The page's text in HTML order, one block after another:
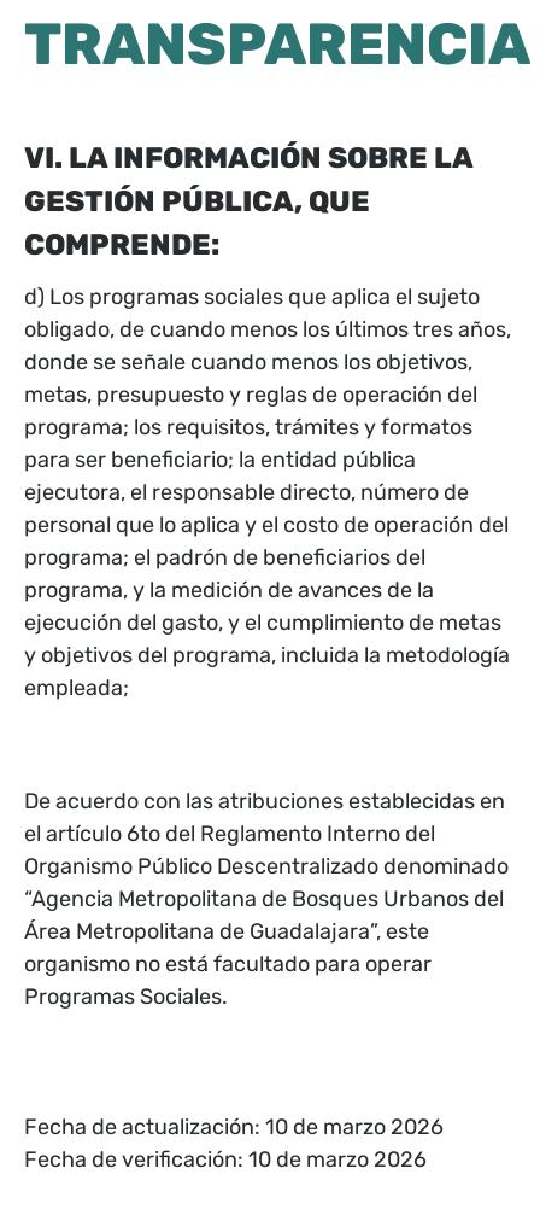
TRANSPARENCIA
VI. LA INFORMACIÓN SOBRE LA
GESTIÓN PÚBLICA, QUE
COMPRENDE:
d) Los programas sociales que aplica el sujeto
obligado, de cuando menos los últimos tres años,
donde se señale cuando menos los objetivos,
metas, presupuesto y reglas de operación del
programa; los requisitos, trámites y formatos
para ser beneficiario; la entidad pública
ejecutora, el responsable directo, número de
personal que lo aplica y el costo de operación del
programa; el padrón de beneficiarios del
programa, y la medición de avances de la
ejecución del gasto, y el cumplimiento de metas
y objetivos del programa, incluida la metodología
empleada;
De acuerdo con las atribuciones establecidas en
el artículo 6to del Reglamento Interno del
Organismo Público Descentralizado denominado
“Agencia Metropolitana de Bosques Urbanos del
Área Metropolitana de Guadalajara”, este
organismo no está facultado para operar
Programas Sociales.
Fecha de actualización: 10 de marzo 2026
Fecha de verificación: 10 de marzo 2026